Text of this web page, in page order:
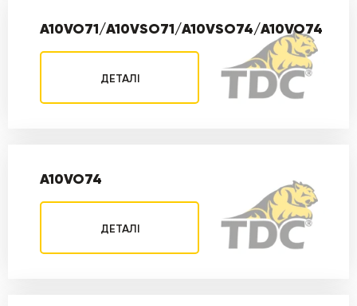
A10VO71/A10VSO71/A10VSO74/A10VO74
ДЕТАЛІ
A10VO74
ДЕТАЛІ